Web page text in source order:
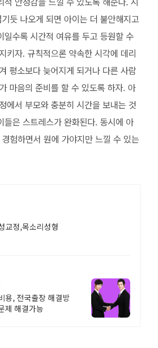
듯 나오게 되면 아이는 더 불안해지고
수록 시간적 여유를 두고 등원할 수
키자. 규칙적으론 약속한 시각에 데리
평소보다 늦어지게 되거나 다른 사람
마음의 준비를 할 수 있도록 하자. 아
에서 부모와 충분히 시간을 보내는 것
은 스트레스가 완화된다. 동시에 아
험하면서 원에 가야지만 느낄 수 있는
교정,목소리성형
용, 전국출장 해결방
제 해결가능